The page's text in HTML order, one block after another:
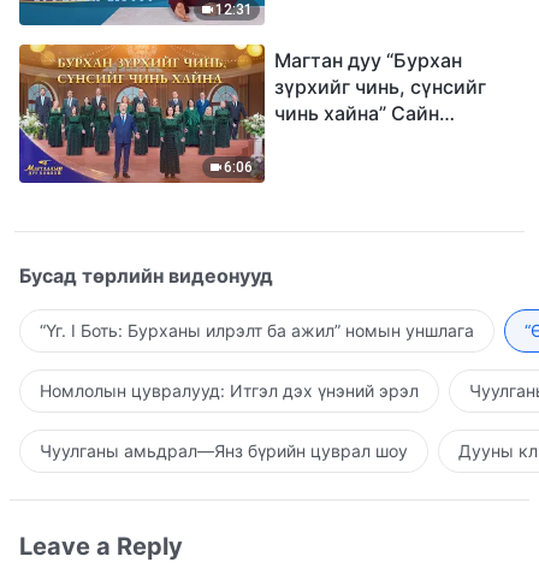
12:31
6:06
Магтан дуу “Бурхан
зүрхийг чинь, сүнсийг
чинь хайна” Сайн
Бусад төрлийн видеонууд
“Үг. I Боть: Бурханы илрэлт ба ажил” номын уншлага
Номлолын цувралууд: Итгэл дэх үнэний эрэл
Чуулганы амьдрал—Янз бүрийн цуврал шоу Дууны
Leave a Reply